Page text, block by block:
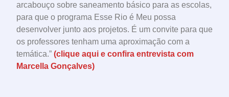
arcabouço sobre saneamento básico para as escolas,
para que o programa Esse Rio é Meu possa
desenvolver junto aos projetos. É um convite para que
os professores tenham uma aproximação com a
temática.” (clique aqui e confira entrevista com
Marcella Gonçalves)